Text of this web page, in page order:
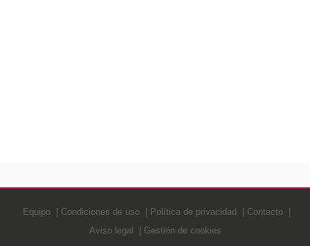
Equipo Condiciones de uso Política de privacidad
Contacto
Aviso legal
Gestión de cookies